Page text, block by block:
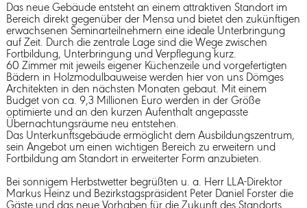
Das neue Gebäude entsteht an einem attraktiven Standort im
Bereich direkt gegenüber der Mensa und bietet den zukünftigen
erwachsenen Seminarteilnehmern eine ideale Unterbringung
auf Zeit. Durch die zentrale Lage sind die Wege zwischen
Fortbildung, Unterbringung und Verpflegung kurz.
60 Zimmer mit jeweils eigener Küchenzeile und vorgefertigten
Bädern in Holzmodulbauweise werden hier von uns Dömges
Architekten in den nächsten Monaten gebaut. Mit einem
Budget von ca. 9,3 Millionen Euro werden in der Größe
optimierte und an den kurzen Aufenthalt angepasste
Übernachtungsräume neu entstehen.
Das Unterkunftsgebäude ermöglicht dem Ausbildungszentrum,
sein Angebot um einen wichtigen Bereich zu erweitern und
Fortbildung am Standort in erweiterter Form anzubieten.
Bei sonnigem Herbstwetter begrüßten u. a. Herr LLA-Direktor
Markus Heinz und Bezirkstagspräsident Peter Daniel Forster die
Gäste und das neue Vorhaben für die Zukunft des Standorts.